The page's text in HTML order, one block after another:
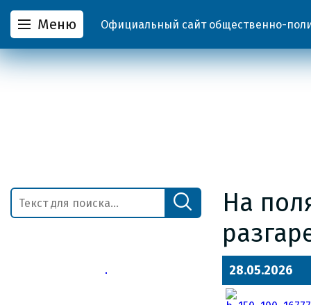
Меню Официальный сайт общественно-
На
28.05.2026